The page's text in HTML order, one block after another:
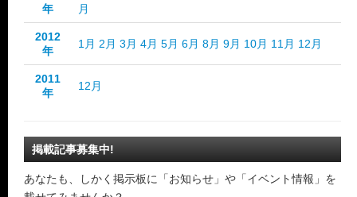
年
月
2012
年
1月 2月 3月 4月 5月 6月 8月 9月 10月 11月 12月
2011
年
12月
掲載記事募集中!
あなたも、しかく掲示板に「お知らせ」や「イベント情報」を